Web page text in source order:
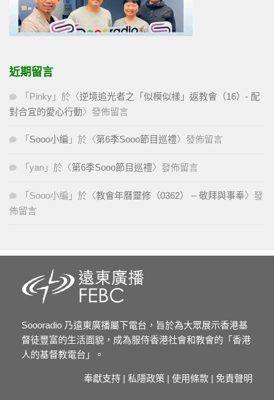
近期留言
「 Pinky 」於〈逆境追光者之「似模似樣」返教會（16）- 配
對合宜的愛心行動〉發佈留言
「 Sooo小編 」於〈第6季Sooo節目巡禮〉發佈留言
「 yan 」於〈第6季Sooo節目巡禮〉發佈留言
「 Sooo小編 」於〈教會年曆靈修（0362） – 敬拜與事奉〉發
佈留言
Soooradio 乃遠東廣播屬下電台，旨於為大眾展示香港基
督徒豐富的生活面貌，成為服侍香港社會和教會的「香港
人的基督教電台」。
奉獻支持 | 私隱政策 | 使用條款 | 免責聲明